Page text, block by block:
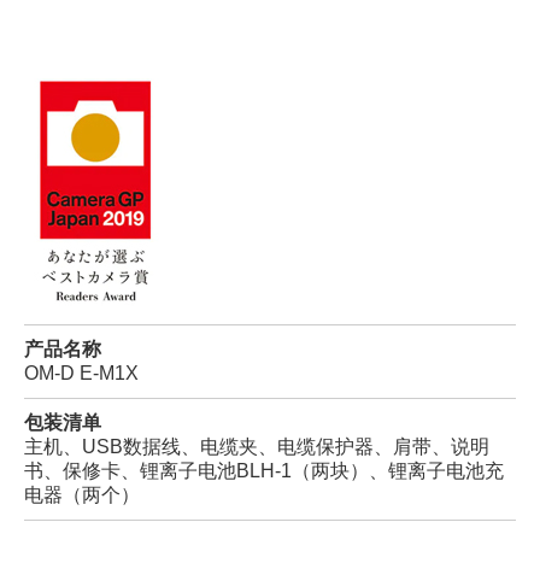
产品名称
OM-D E-M1X
包装清单
主机、USB数据线、电缆夹、电缆保护器、肩带、说明
书、保修卡、锂离子电池BLH-1（两块）、锂离子电池充
电器（两个）